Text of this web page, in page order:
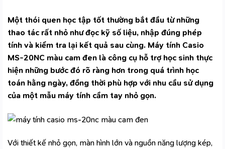
Một thói quen học tập tốt thường bắt đầu từ những
thao tác rất nhỏ như đọc kỹ số liệu, nhập đúng phép
tính và kiểm tra lại kết quả sau cùng. Máy tính Casio
MS-20NC màu cam đen là công cụ hỗ trợ học sinh thực
hiện những bước đó rõ ràng hơn trong quá trình học
toán hằng ngày, đồng thời phù hợp với nhu cầu sử dụng
của một mẫu máy tính cầm tay nhỏ gọn.
Với thiết kế nhỏ gọn, màn hình lớn và nguồn năng lượng kép,